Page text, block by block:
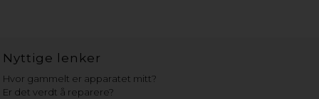
Nyttige lenker
Hvor gammelt er apparatet mitt?
Er det verdt å reparere?